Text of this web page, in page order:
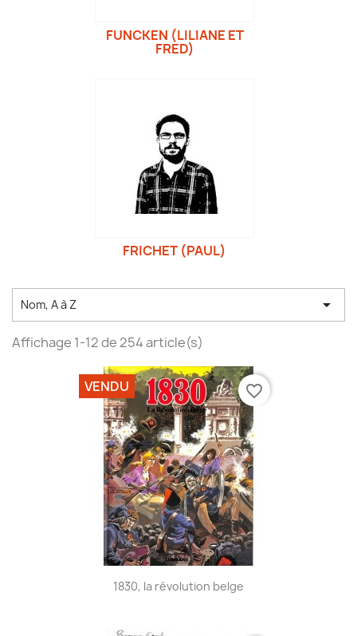
FUNCKEN (LILIANE ET
FRED)
FRICHET (PAUL)
Nom, A à Z 
Affichage 1-12 de 254 article(s)
1830, la révolution belge
VENDU favorite_border